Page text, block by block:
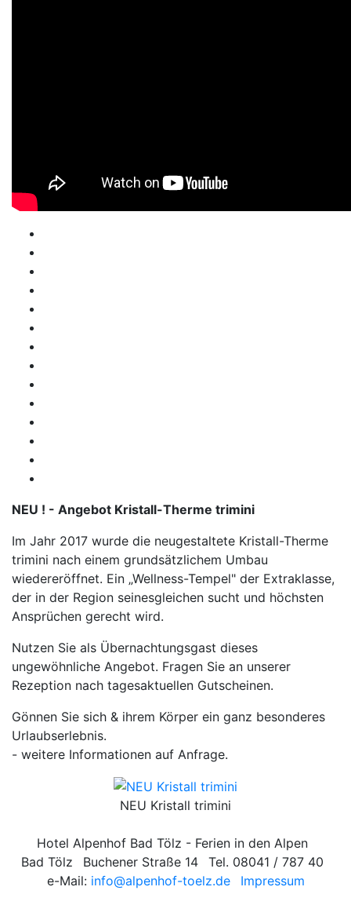
NEU ! - Angebot Kristall-Therme trimini
Im Jahr 2017 wurde die neugestaltete Kristall-Therme
trimini nach einem grundsätzlichem Umbau
wiedereröffnet. Ein „Wellness-Tempel" der Extraklasse,
der in der Region seinesgleichen sucht und höchsten
Ansprüchen gerecht wird.
Nutzen Sie als Übernachtungsgast dieses
ungewöhnliche Angebot. Fragen Sie an unserer
Rezeption nach tagesaktuellen Gutscheinen.
Gönnen Sie sich & ihrem Körper ein ganz besonderes
Urlaubserlebnis.
- weitere Informationen auf Anfrage.
NEU Kristall trimini
Hotel Alpenhof Bad Tölz - Ferien in den Alpen
Bad Tölz
Buchener Straße 14
Tel. 08041 / 787 40
e-Mail: info@alpenhof-toelz.de Impressum